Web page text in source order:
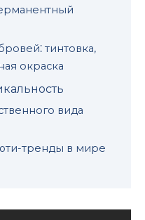
тинтoвка‚
окраска
вида
тренды в миpе